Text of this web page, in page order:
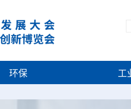
环保 工